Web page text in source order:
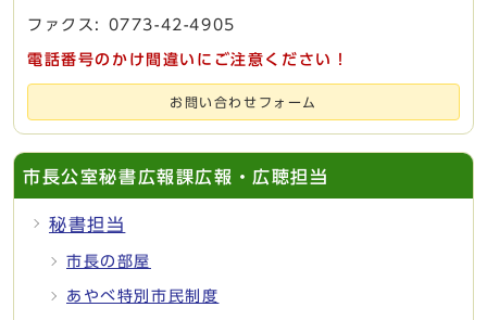
ファクス: 0773-42-4905
電話番号のかけ間違いにご注意ください！
お問い合わせフォーム
市長公室秘書広報課広報・広聴担当
秘書担当
市長の部屋
あやべ特別市民制度